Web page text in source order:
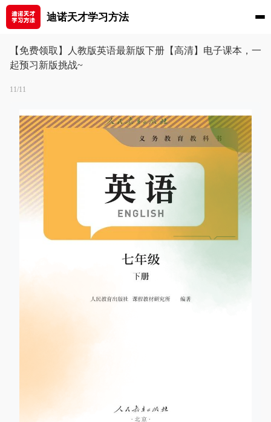
迪诺天才学习方法
【免费领取】人教版英语最新版下册【高清】电子课本，一
起预习新版挑战~
11/11